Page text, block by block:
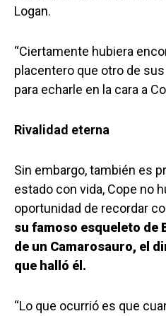
Logan.
“Ciertamente hubiera
placentero que otro de
para echarle en la cara a
Rivalidad eterna
Sin embargo, también es
estado con vida, Cope no
oportunidad de recordar
su famoso esqueleto de
de un Camarosauro, el
que halló él.
“Lo que ocurrió es que